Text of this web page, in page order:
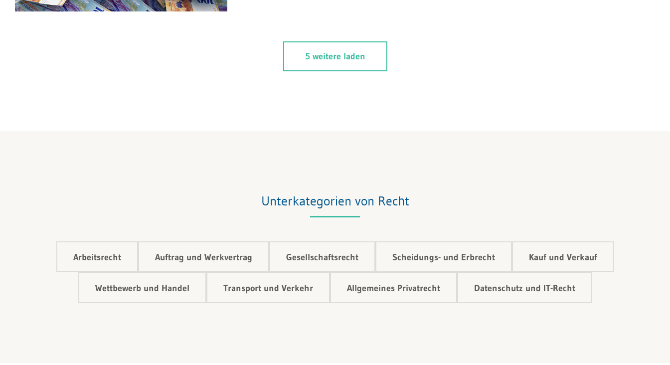
5 weitere laden
Unterkategorien von Recht
Arbeitsrecht Auftrag und Werkvertrag Gesellschaftsrecht Scheidungs- und Erbrecht Kauf und Verkauf
Wettbewerb und Handel Transport und Verkehr Allgemeines Privatrecht Datenschutz und IT-Recht